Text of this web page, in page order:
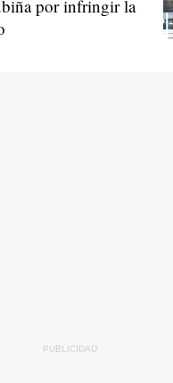
por infringir la